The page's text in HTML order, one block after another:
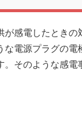
が感電したときの
な電源プラグの電
。そのような感電